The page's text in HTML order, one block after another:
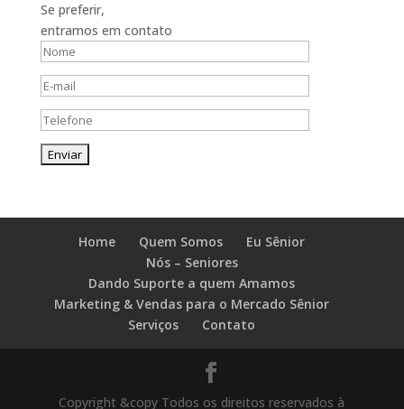
Se preferir,
entramos em contato
Home Quem Somos
Eu Sênior
Nós – Seniores
Dando Suporte a quem Amamos
Marketing & Vendas para o Mercado Sênior
Serviços
Contato
Copyright &copy Todos os direitos reservados à